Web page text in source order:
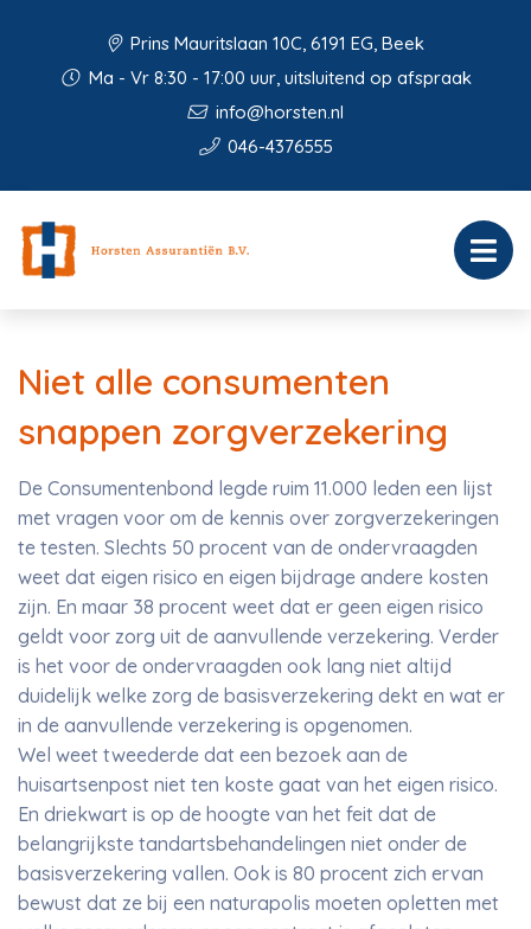
Prins Mauritslaan 10C, 6191 EG, Beek
Ma - Vr 8:30 - 17:00 uur, uitsluitend op afspraak
info@horsten.nl
046-4376555
Niet alle consumenten
snappen zorgverzekering
De Consumentenbond legde ruim 11.000 leden een lijst
met vragen voor om de kennis over zorgverzekeringen
te testen. Slechts 50 procent van de ondervraagden
weet dat eigen risico en eigen bijdrage andere kosten
zijn. En maar 38 procent weet dat er geen eigen risico
geldt voor zorg uit de aanvullende verzekering. Verder
is het voor de ondervraagden ook lang niet altijd
duidelijk welke zorg de basisverzekering dekt en wat er
in de aanvullende verzekering is opgenomen.
Wel weet tweederde dat een bezoek aan de
huisartsenpost niet ten koste gaat van het eigen risico.
En driekwart is op de hoogte van het feit dat de
belangrijkste tandartsbehandelingen niet onder de
basisverzekering vallen. Ook is 80 procent zich ervan
bewust dat ze bij een naturapolis moeten opletten met